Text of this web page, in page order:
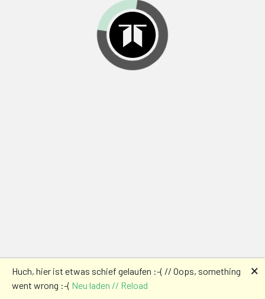
Huch, hier ist etwas schief gelaufen :-( // Oops, something
went wrong :-( Neu laden // Reload
🗙